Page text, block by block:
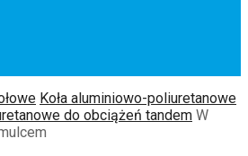
Koła aluminiowo-poliuretanowe
do obciążeń tandem W